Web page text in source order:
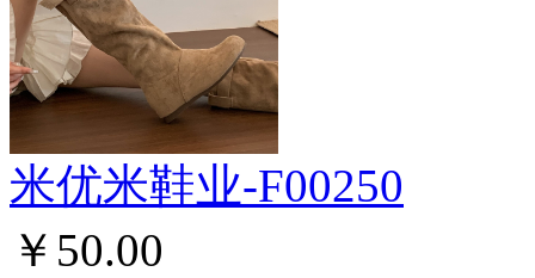
米优米鞋业-F00250
￥50.00